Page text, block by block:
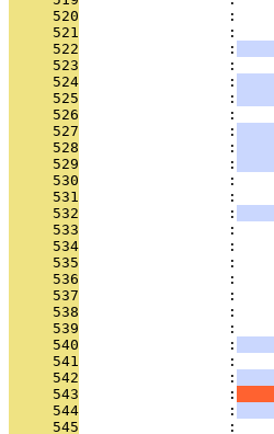
     520
:
     521
:
     522
                 :
     523
:
     524
                 :
     525
                 :
     526
:
     527
                 :
     528
                 :
     529
                 :
     530
:
     531
:
     532
                 :
     533
:
     534
:
     535
:
     536
:
     537
:
     538
:
     539
:
     540
                 :
     541
:
     542
                 :
     543
                 :
     544
                 :
     545
: